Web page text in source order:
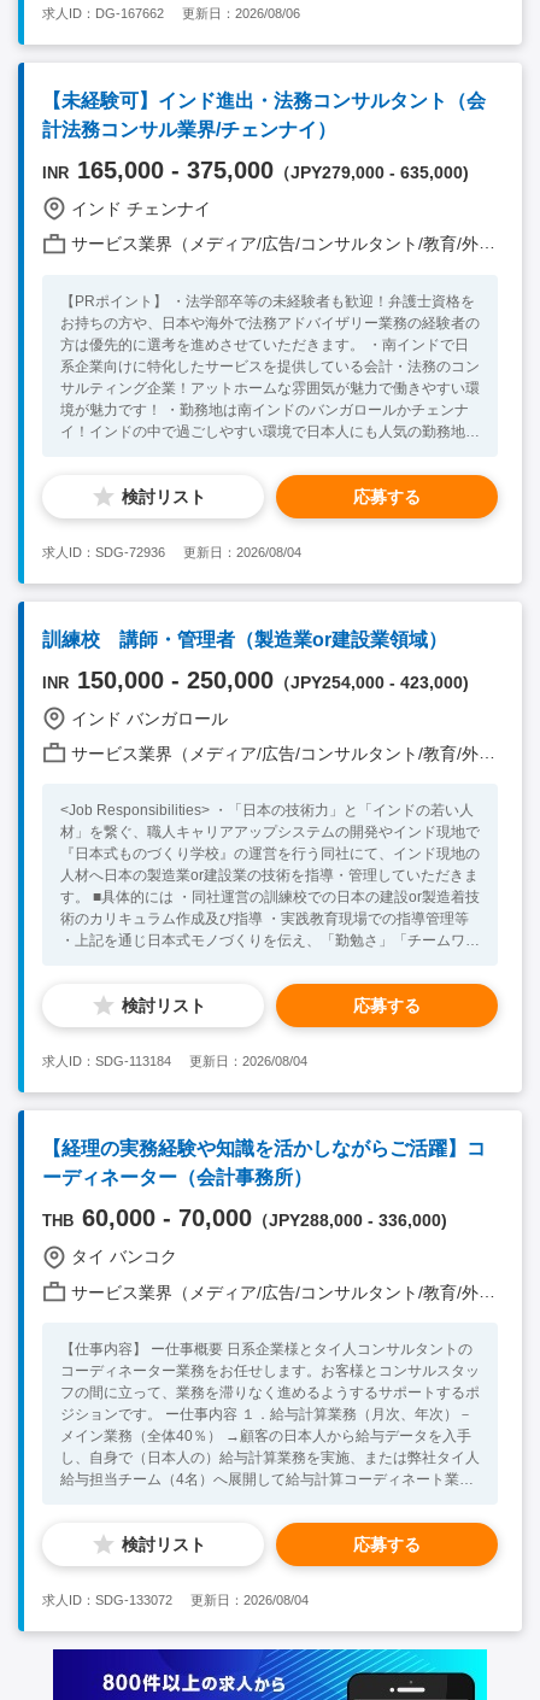
求人ID：DG-167662 更新日：2026/08/06
【未経験可】インド進出・法務コンサルタント（会
計法務コンサル業界/チェンナイ）
INR 165,000 - 375,000 （JPY279,000 - 635,000)
インド チェンナイ
サービス業界（メディア/広告/コンサルタント/教育/外食/飲食/美容/娯楽/士業 他）
【PRポイント】 ・法学部卒等の未経験者も歓迎！弁護士資格を
お持ちの方や、日本や海外で法務アドバイザリー業務の経験者の
方は優先的に選考を進めさせていただきます。 ・南インドで日
系企業向けに特化したサービスを提供している会計・法務のコン
サルティング企業！アットホームな雰囲気が魅力で働きやすい環
境が魅力です！ ・勤務地は南インドのバンガロールかチェンナ
イ！インドの中で過ごしやすい環境で日本人にも人気の勤務地で
<Report Line: 日本人 Managing Directo > <Team Member: 3
persons> <Number of Subordinates: 0 persons > <Position
Objective/Expectation > グローバルジャパンは南インドに特化し
ーケット調査から、進出後の会計・税務のアドバイザリー業務
や、法務・コンプライアンスのアドバイザリー業務など幅広いサ
ービスを主に南インドの日系企業向けに提供し ております。会
計・税務や法務等、それぞれの領域のスペシャリストのスタッフ
が専門を活かして、日系企業向けに質の高いサービスを提供して
おります。 <Job Responsibilities> ・ローカル弁護士と連携し
て、顧客のニーズを踏まえたインドへの進出から拠点設立までの
コンサルティング、進出後の企業法務を中心としたインド国内関
ローバル化・デジタル化が加速する中で、企業の成⾧を支援する
考執筆・ウェビナー登壇:インドの法務関連の最新トピックスや
重要な法改正・日系企業に影響を与え得る重要な法律を実務的見
地から記事を執筆したり、ウェビナーに登壇をして情報発信をす
ることで、当地インドに進出する日系企業を法律の観点からサポ
ートします。 <Necessary Skill / Experience > ・社会人としての
就業経験3年以上 ・ビジネスレベル以上の英語力（外部と英語で
の折衝が出来るレベル） ・能動的なマインドをお持ちの方 ・仕
事に対して責任感を持って取り組める方 ・法律事務所での就業
格保持者 ・インドへの渡航経験者 ・個人情報保護や知的財産
権、情報セキュリティー関連業務経験者
検討リスト 応募する
求人ID：SDG-72936 更新日：2026/08/04
訓練校 講師・管理者（製造業or建設業領域）
INR 150,000 - 250,000 （JPY254,000 - 423,000)
インド バンガロール
サービス業界（メディア/広告/コンサルタント/教育/外食/飲食/美容/娯楽/士業 他）
<Job Responsibilities> ・「日本の技術力」と「インドの若い人
材」を繋ぐ、職人キャリアアップシステムの開発やインド現地で
『日本式ものづくり学校』の運営を行う同社にて、インド現地の
人材へ日本の製造業or建設業の技術を指導・管理していただきま
す。 ■具体的には ・同社運営の訓練校での日本の建設or製造着技
術のカリキュラム作成及び指導 ・実践教育現場での指導管理等
・上記を通じ日本式モノづくりを伝え、「勤勉さ」「チームワー
・製造業or建設業において、何かしらのマネジメント経験をお持
ちの方（管理職レベルだと尚歓迎） ・同社の事業、ミッション
に共感できる方 ・グローバル志向をお持ちの方 <Preferable Skill
の方 ・ビジネスレベルの英語力をお持ちの方
検討リスト 応募する
求人ID：SDG-113184 更新日：2026/08/04
【経理の実務経験や知識を活かしながらご活躍】コ
ーディネーター（会計事務所）
THB 60,000 - 70,000 （JPY288,000 - 336,000)
タイ バンコク
サービス業界（メディア/広告/コンサルタント/教育/外食/飲食/美容/娯楽/士業 他）
【仕事内容】 ー仕事概要 日系企業様とタイ人コンサルタントの
コーディネーター業務をお任せします。お客様とコンサルスタッ
フの間に立って、業務を滞りなく進めるようするサポートするポ
ジションです。 ー仕事内容 １．給与計算業務（月次、年次）－
メイン業務（全体40％） →顧客の日本人から給与データを入手
し、自身で（日本人の）給与計算業務を実施、または弊社タイ人
給与担当チーム（4名）へ展開して給与計算コーディネート業務
当チームの業務管理および自身で（日本人の）確定申告計算を実
施する。 ２．会計業務コーディネート業務（全体25%） →弊社
タイ人会計担当チームが作成した月次試算表や決算書について顧
ケジュール管理を実施する。 ３．コンサル業務－メイン業務
（全体25%） →顧客から依頼された会社／駐在員事務所設立、
登記変更、Visa/WPなどのスケジュール作成、顧客への説明、弊
社コンサル担当チームへ展開して業務を実施するコーディネート
業務を実施する。 ４．その他社内のアドミン業務（全体10%）
検討リスト 応募する
求人ID：SDG-133072 更新日：2026/08/04